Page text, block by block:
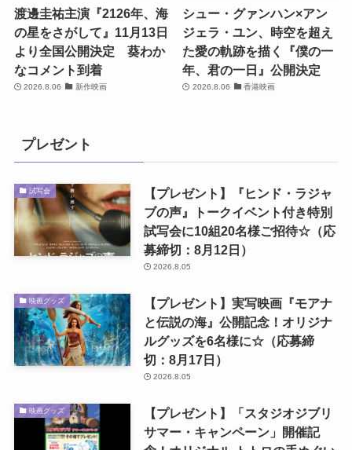
渡邊圭祐主演『2126年、海
の星をさがして』11月13日
より全国公開決定 葵わか
なコメント到着
2026.8.06 新作映画
シュー・グァンハン×アン
ジェラ・ユン、時空を超え
た愛の軌跡を描く『僕の一
年、君の一日』公開決定
2026.8.06 香港映画
プレゼント
試写会
【プレゼント】『ヒンド・ラジャ
ブの声』トークイベント付き特別
試写会に10組20名様ご招待☆（応
募締切：8月12日）
2026.8.05
映画グッズ
【プレゼント】実写映画『モアナ
と伝説の海』公開記念！オリジナ
ルグッズを6名様に☆（応募締
切：8月17日）
2026.8.05
映画グッズ
【プレゼント】「スタジオジブリ
サマー・キャンペーン」開催記